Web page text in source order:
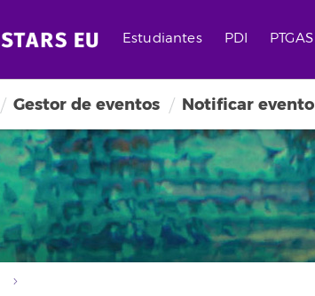
Estudiantes PDI PTGAS
Gestor de eventos Notificar evento